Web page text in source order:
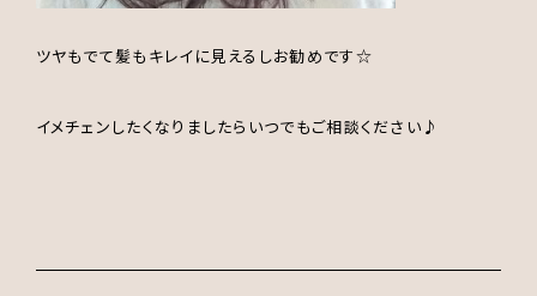
ツヤもでて髪もキレイに見えるしお勧めです☆
イメチェンしたくなりましたらいつでもご相談ください♪